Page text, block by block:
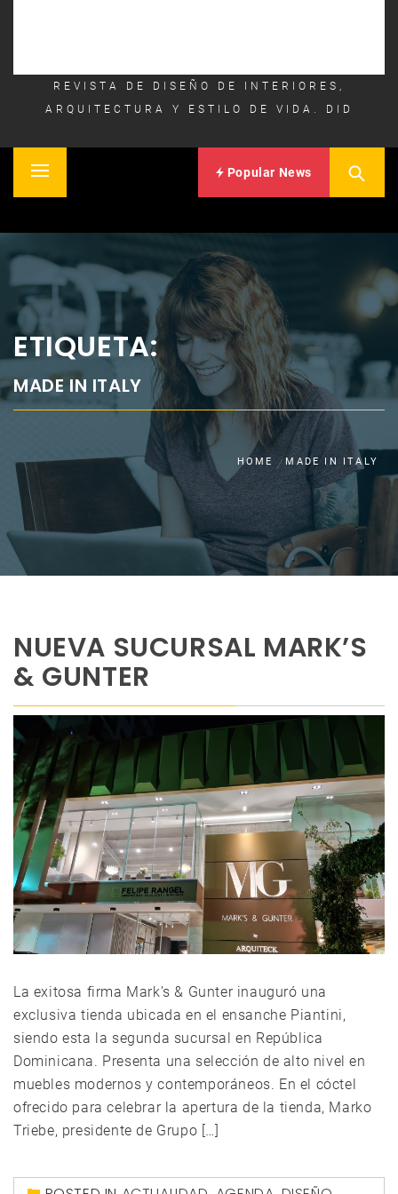
REVISTA DE DISEÑO DE INTERIORES,
ARQUITECTURA Y ESTILO DE VIDA. DID
Primary
Popular News
ETIQUETA:
MADE IN ITALY
HOME MADE IN ITALY
NUEVA SUCURSAL MARK’S
& GUNTER
La exitosa firma Mark’s & Gunter inauguró una
exclusiva tienda ubicada en el ensanche Piantini,
siendo esta la segunda sucursal en República
Dominicana. Presenta una selección de alto nivel en
muebles modernos y contemporáneos. En el cóctel
ofrecido para celebrar la apertura de la tienda, Marko
Triebe, presidente de Grupo […]